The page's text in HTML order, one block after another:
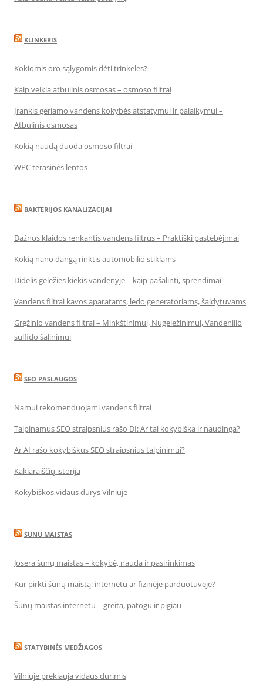
KLINKERIS
Kokiomis oro sąlygomis dėti trinkeles?
Kaip veikia atbulinis osmosas – osmoso filtrai
Įrankis geriamo vandens kokybės atstatymui ir palaikymui –
Atbulinis osmosas
Kokią naudą duoda osmoso filtrai
WPC terasinės lentos
BAKTERIJOS KANALIZACIJAI
Dažnos klaidos renkantis vandens filtrus – Praktiški pastebėjimai
Kokią nano dangą rinktis automobilio stiklams
Didelis geležies kiekis vandenyje – kaip pašalinti, sprendimai
Vandens filtrai kavos aparatams, ledo generatoriams, šaldytuvams
Gręžinio vandens filtrai – Minkštinimui, Nugeležinimui, Vandenilio
sulfido šalinimui
SEO PASLAUGOS
Namui rekomenduojami vandens filtrai
Talpinamus SEO straipsnius rašo DI: Ar tai kokybiška ir naudinga?
Ar AI rašo kokybiškus SEO straipsnius talpinimui?
Kaklaraiščių istorija
Kokybiškos vidaus durys Vilniuje
SUNU MAISTAS
Josera šunų maistas – kokybė, nauda ir pasirinkimas
Kur pirkti šunų maistą: internetu ar fizinėje parduotuvėje?
Šunų maistas internetu – greita, patogu ir pigiau
STATYBINĖS MEDŽIAGOS
Vilniuje prekiauja vidaus durimis